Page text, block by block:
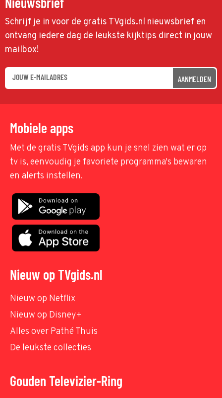
Schrijf je in voor de gratis TVgids.nl nieuwsbrief en
ontvang iedere dag de leukste kijktips direct in jouw
mailbox!
AANMELDEN
Mobiele apps
Met de gratis TVgids app kun je snel zien wat er op
tv is, eenvoudig je favoriete programma's bewaren
en alerts instellen.
Nieuw op TVgids.nl
Nieuw op Netflix
Nieuw op Disney+
Alles over Pathé Thuis
De leukste collecties
Gouden Televizier-Ring